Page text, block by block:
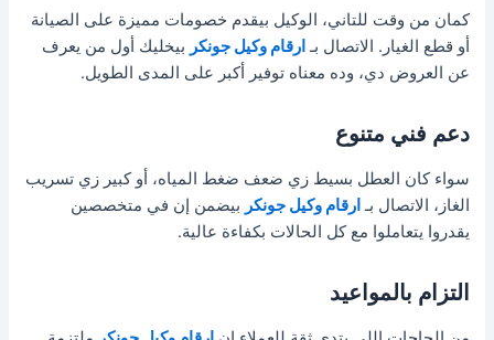
كمان من وقت للتاني، الوكيل بيقدم خصومات مميزة على الصيانة
أو قطع الغيار. الاتصال بـ ارقام وكيل جونكر بيخليك أول من يعرف
عن العروض دي، وده معناه توفير أكبر على المدى الطويل.
دعم فني متنوع
سواء كان العطل بسيط زي ضعف ضغط المياه، أو كبير زي تسريب
الغاز، الاتصال بـ ارقام وكيل جونكر بيضمن إن في متخصصين
يقدروا يتعاملوا مع كل الحالات بكفاءة عالية.
التزام بالمواعيد